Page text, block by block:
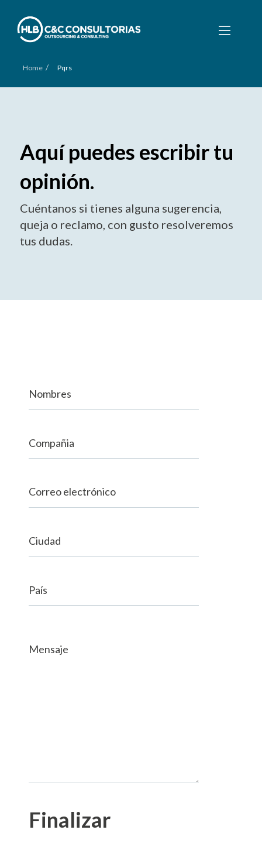
Home / Pqrs
Aquí puedes escribir tu
opinión.
Cuéntanos si tienes alguna sugerencia,
queja o reclamo, con gusto resolveremos
tus dudas.
Nombres
Compañia
Correo electrónico
Ciudad
País
Mensaje
Finalizar